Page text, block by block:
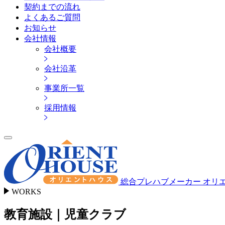
契約までの流れ
よくあるご質問
お知らせ
会社情報
会社概要
会社沿革
事業所一覧
採用情報
総合プレハブメーカー オリ
WORKS
教育施設｜児童クラブ